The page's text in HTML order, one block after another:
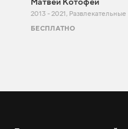
Матвей Котофей
2013 - 2021, Развлекательные
БЕСПЛАТНО